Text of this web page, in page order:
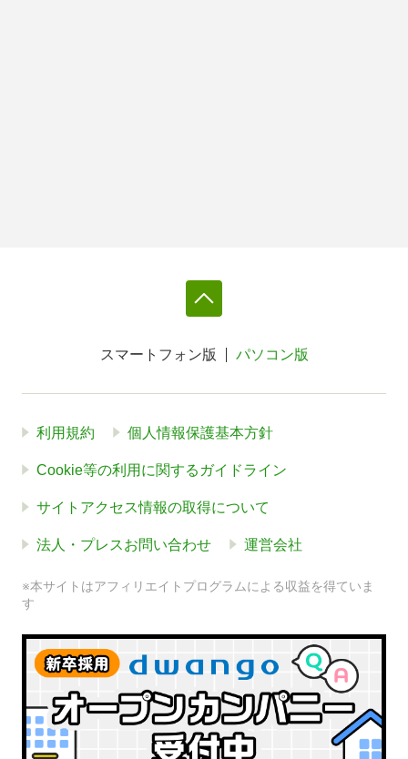
スマートフォン版 パソコン版
利用規約 個人情報保護基本方針
Cookie等の利用に関するガイドライン
サイトアクセス情報の取得について
法人・プレスお問い合わせ 運営会社
※本サイトはアフィリエイトプログラムによる収益を得ていま
す